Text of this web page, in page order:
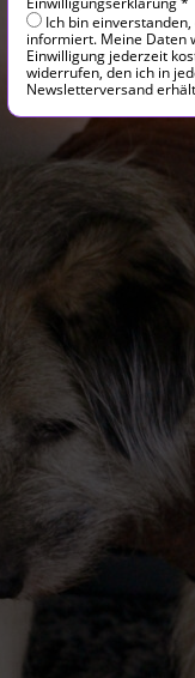
Ich bin
informiert. Meine Daten
Einwilligung jederzeit
widerrufen, den ich in
Newsletterversand